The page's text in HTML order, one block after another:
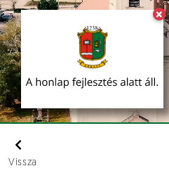
×
Vissza
Dokumentumok []
Aloldalak [ ]